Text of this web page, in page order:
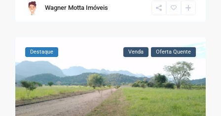
Wagner Motta Imóveis
Destaque Venda Oferta Quente